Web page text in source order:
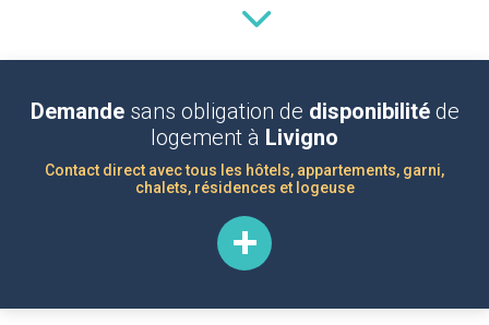
Demandesans obligation de disponibilitéde
logement à Livigno
Contact direct avec tous les hôtels, appartements, garni,
chalets, résidences et logeuse